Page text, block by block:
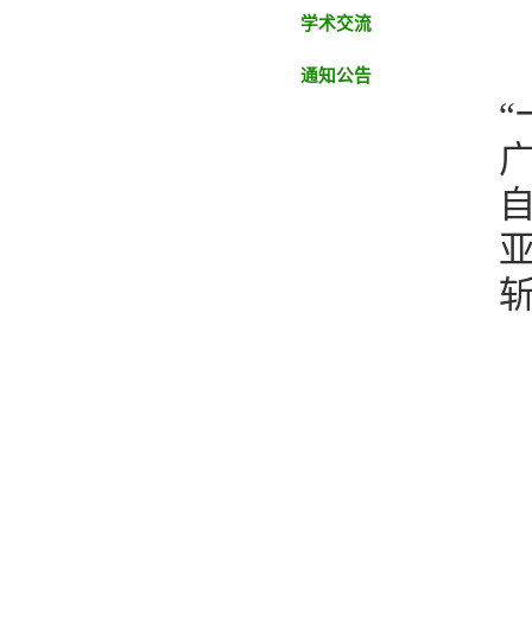
学术交流
通知公告
“